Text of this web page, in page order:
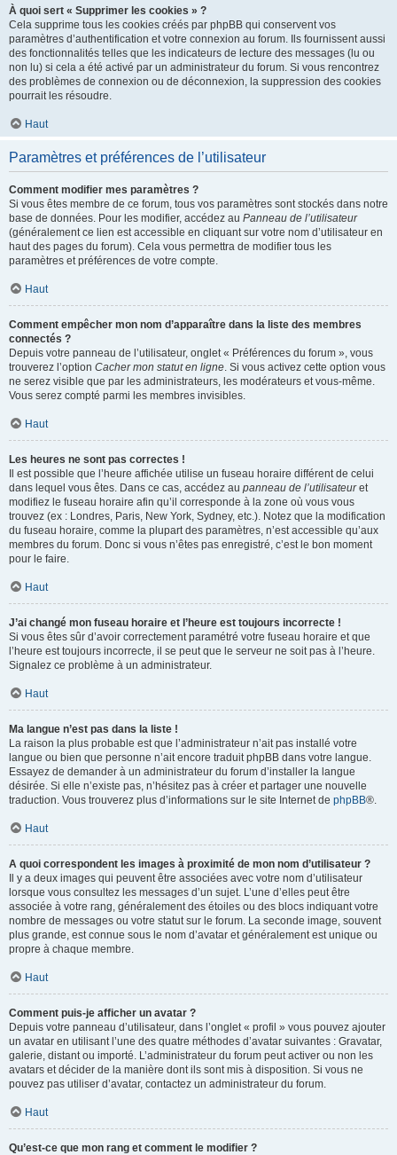
À quoi sert « Supprimer les cookies » ?
Cela supprime tous les cookies créés par phpBB qui conservent vos
paramètres d’authentification et votre connexion au forum. Ils fournissent aussi
des fonctionnalités telles que les indicateurs de lecture des messages (lu ou
non lu) si cela a été activé par un administrateur du forum. Si vous rencontrez
des problèmes de connexion ou de déconnexion, la suppression des cookies
pourrait les résoudre.
Haut
Paramètres et préférences de l’utilisateur
Comment modifier mes paramètres ?
Si vous êtes membre de ce forum, tous vos paramètres sont stockés dans notre
base de données. Pour les modifier, accédez au Panneau de l’utilisateur
(généralement ce lien est accessible en cliquant sur votre nom d’utilisateur en
haut des pages du forum). Cela vous permettra de modifier tous les
paramètres et préférences de votre compte.
Haut
Comment empêcher mon nom d’apparaître dans la liste des membres
connectés ?
Depuis votre panneau de l’utilisateur, onglet « Préférences du forum », vous
trouverez l’option Cacher mon statut en ligne. Si vous activez cette option vous
ne serez visible que par les administrateurs, les modérateurs et vous-même.
Vous serez compté parmi les membres invisibles.
Haut
Les heures ne sont pas correctes !
Il est possible que l’heure affichée utilise un fuseau horaire différent de celui
dans lequel vous êtes. Dans ce cas, accédez au panneau de l’utilisateuret
modifiez le fuseau horaire afin qu’il corresponde à la zone où vous vous
trouvez (ex : Londres, Paris, New York, Sydney, etc.). Notez que la modification
du fuseau horaire, comme la plupart des paramètres, n’est accessible qu’aux
membres du forum. Donc si vous n’êtes pas enregistré, c’est le bon moment
pour le faire.
Haut
J’ai changé mon fuseau horaire et l’heure est toujours incorrecte !
Si vous êtes sûr d’avoir correctement paramétré votre fuseau horaire et que
l’heure est toujours incorrecte, il se peut que le serveur ne soit pas à l’heure.
Signalez ce problème à un administrateur.
Haut
Ma langue n’est pas dans la liste !
La raison la plus probable est que l’administrateur n’ait pas installé votre
langue ou bien que personne n’ait encore traduit phpBB dans votre langue.
Essayez de demander à un administrateur du forum d’installer la langue
désirée. Si elle n’existe pas, n’hésitez pas à créer et partager une nouvelle
traduction. Vous trouverez plus d’informations sur le site Internet de phpBB®.
Haut
A quoi correspondent les images à proximité de mon nom d’utilisateur ?
Il y a deux images qui peuvent être associées avec votre nom d’utilisateur
lorsque vous consultez les messages d’un sujet. L’une d’elles peut être
associée à votre rang, généralement des étoiles ou des blocs indiquant votre
nombre de messages ou votre statut sur le forum. La seconde image, souvent
plus grande, est connue sous le nom d’avatar et généralement est unique ou
propre à chaque membre.
Haut
Comment puis-je afficher un avatar ?
Depuis votre panneau d’utilisateur, dans l’onglet « profil » vous pouvez ajouter
un avatar en utilisant l’une des quatre méthodes d’avatar suivantes : Gravatar,
galerie, distant ou importé. L’administrateur du forum peut activer ou non les
avatars et décider de la manière dont ils sont mis à disposition. Si vous ne
pouvez pas utiliser d’avatar, contactez un administrateur du forum.
Haut
Qu’est-ce que mon rang et comment le modifier ?